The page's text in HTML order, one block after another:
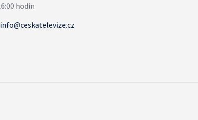
info@ceskatelevize.cz